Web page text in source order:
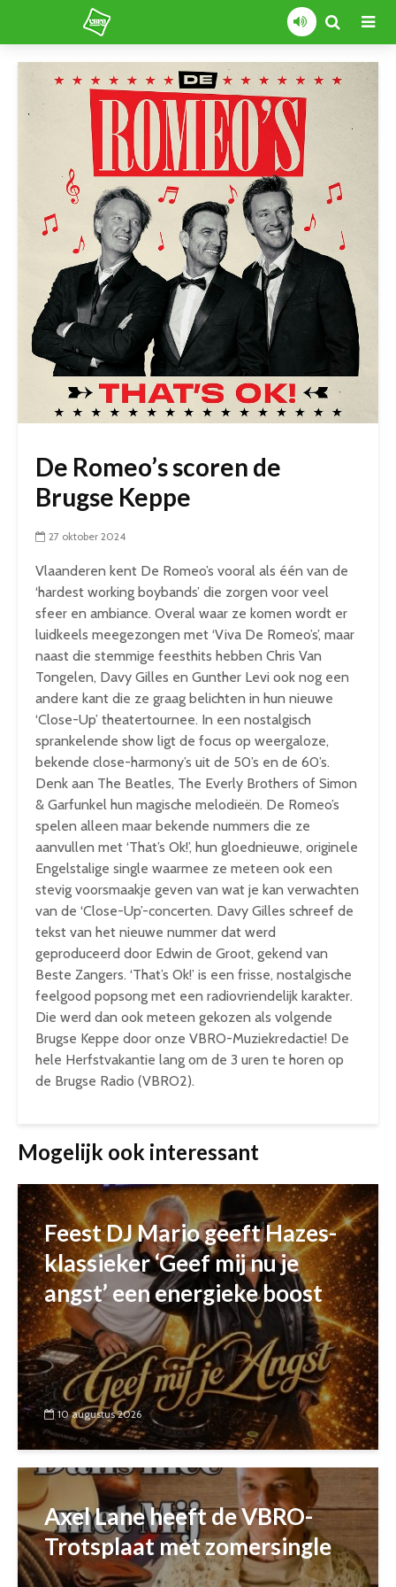
De Romeo’s scoren de
Brugse Keppe
27 oktober 2024
Vlaanderen kent De Romeo’s vooral als één van de
‘hardest working boybands’ die zorgen voor veel
sfeer en ambiance. Overal waar ze komen wordt er
luidkeels meegezongen met ‘Viva De Romeo’s’, maar
naast die stemmige feesthits hebben Chris Van
Tongelen, Davy Gilles en Gunther Levi ook nog een
andere kant die ze graag belichten in hun nieuwe
‘Close-Up’ theatertournee. In een nostalgisch
sprankelende show ligt de focus op weergaloze,
bekende close-harmony’s uit de 50’s en de 60’s.
Denk aan The Beatles, The Everly Brothers of Simon
& Garfunkel hun magische melodieën. De Romeo’s
spelen alleen maar bekende nummers die ze
aanvullen met ‘That’s Ok!’, hun gloednieuwe, originele
Engelstalige single waarmee ze meteen ook een
stevig voorsmaakje geven van wat je kan verwachten
van de ‘Close-Up’-concerten. Davy Gilles schreef de
tekst van het nieuwe nummer dat werd
geproduceerd door Edwin de Groot, gekend van
Beste Zangers. ‘That’s Ok!’ is een frisse, nostalgische
feelgood popsong met een radiovriendelijk karakter.
Die werd dan ook meteen gekozen als volgende
Brugse Keppe door onze VBRO-Muziekredactie! De
hele Herfstvakantie lang om de 3 uren te horen op
de Brugse Radio (VBRO2).
Mogelijk ook interessant
Feest DJ Mario geeft Hazes-
klassieker ‘Geef mij nu je
angst’ een energieke boost
10 augustus 2026
Axel Lane heeft de VBRO-
Trotsplaat met zomersingle